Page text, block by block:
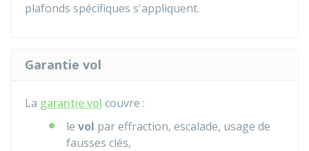
plafonds spécifiques s'appliquent.
Garantie vol
La garantie vol couvre :
le vol par effraction, escalade, usage de
fausses clés,